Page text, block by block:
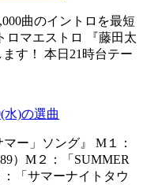
曲のイントロを最短
ロマエストロ 『藤田太
ます！ 本日21時台テー
水)の選曲
ー」ソング』 M１：
）M２：「SUMMER
「サマーナイトタウ